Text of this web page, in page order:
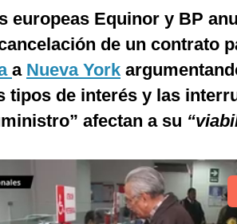
europeas Equinor y BP
de un contrato
a Nueva York
tipos de interés y las
afectan a su